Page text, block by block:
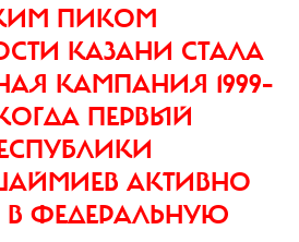
ПИКОМ
КАЗАНИ СТАЛА
КАМПАНИЯ 1999–
ПЕРВЫЙ
АКТИВНО
ФЕДЕРАЛЬНУЮ